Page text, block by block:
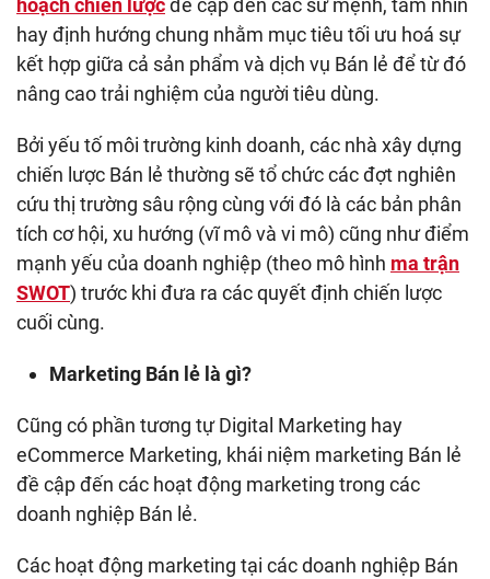
hoạch chiến lượcđề cập đến các sứ mệnh, tầm nhìn
hay định hướng chung nhằm mục tiêu tối ưu hoá sự
kết hợp giữa cả sản phẩm và dịch vụ Bán lẻ để từ đó
nâng cao trải nghiệm của người tiêu dùng.
Bởi yếu tố môi trường kinh doanh, các nhà xây dựng
chiến lược Bán lẻ thường sẽ tổ chức các đợt nghiên
cứu thị trường sâu rộng cùng với đó là các bản phân
tích cơ hội, xu hướng (vĩ mô và vi mô) cũng như điểm
mạnh yếu của doanh nghiệp (theo mô hình ma trận
SWOT) trước khi đưa ra các quyết định chiến lược
cuối cùng.
Marketing Bán lẻ là gì?
Cũng có phần tương tự Digital Marketing hay
eCommerce Marketing, khái niệm marketing Bán lẻ
đề cập đến các hoạt động marketing trong các
doanh nghiệp Bán lẻ.
Các hoạt động marketing tại các doanh nghiệp Bán